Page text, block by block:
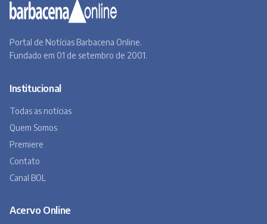
Portal de Notícias Barbacena Online.
Fundado em 01 de setembro de 2001.
Institucional
Todas as notícias
Quem Somos
Premiere
Contato
Canal BOL
Acervo Online